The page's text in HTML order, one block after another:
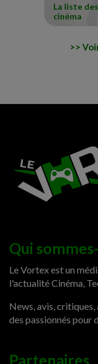
La liste
cinéma
Qui
Le Vortex est un
l'actualité Cinéma,
News, avis,
des passionnés pour
Partenaires